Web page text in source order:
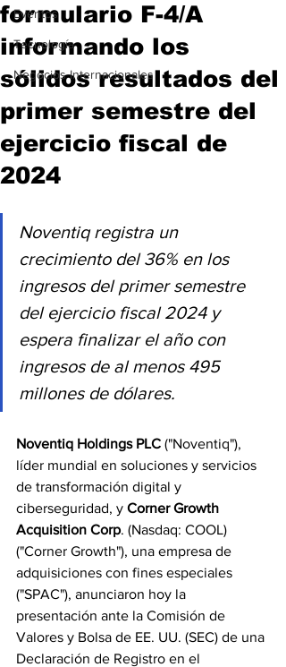
Eventos
Tecnología
Negocios Internacionales
formulario F-4/A
informando los
sólidos resultados del
primer semestre del
ejercicio fiscal de
2024
Noventiq registra un
crecimiento del 36% en los
ingresos del primer semestre
del ejercicio fiscal 2024 y
espera finalizar el año con
ingresos de al menos 495
millones de dólares.
Noventiq Holdings PLC ("Noventiq"),
líder mundial en soluciones y servicios
de transformación digital y
ciberseguridad, y Corner Growth
Acquisition Corp. (Nasdaq: COOL)
("Corner Growth"), una empresa de
adquisiciones con fines especiales
("SPAC"), anunciaron hoy la
presentación ante la Comisión de
Valores y Bolsa de EE. UU. (SEC) de una
Declaración de Registro en el